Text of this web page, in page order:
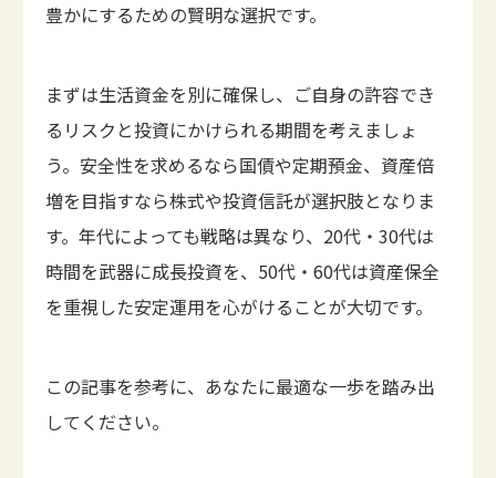
豊かにするための賢明な選択です。
まずは生活資金を別に確保し、ご自身の許容でき
るリスクと投資にかけられる期間を考えましょ
う。安全性を求めるなら国債や定期預金、資産倍
増を目指すなら株式や投資信託が選択肢となりま
す。年代によっても戦略は異なり、20代・30代は
時間を武器に成長投資を、50代・60代は資産保全
を重視した安定運用を心がけることが大切です。
この記事を参考に、あなたに最適な一歩を踏み出
してください。